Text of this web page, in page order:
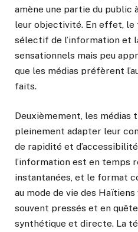
amène une partie du public
leur objectivité. En effet,
sélectif de l’information et
sensationnels mais peu
que les médias préfèrent
faits.
Deuxièmement, les médias
pleinement adapter leur
de rapidité et
l’information est en temps
instantanées, et le format
au mode de vie des Haïtiens
souvent pressés et en
synthétique et directe. La